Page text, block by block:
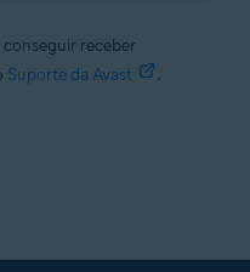
conseguir receber
Suporte da Avast .